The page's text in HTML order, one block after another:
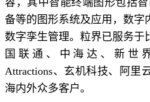
备等的图形系统及应用，数字
数字孪生管理。粒界已服务于
国联通、中海达、新世
Attractions、玄机科技、阿里
海内外众多客户。